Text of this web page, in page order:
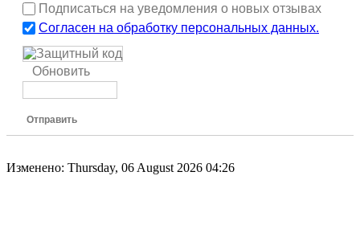
Подписаться на уведомления о новых отзывах
Согласен на обработку персональных данных.
Обновить
Отправить
Изменено: Thursday, 06 August 2026 04:26